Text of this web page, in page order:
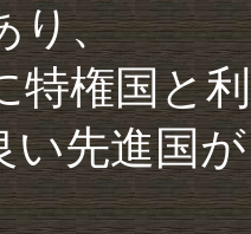
り、
特権国と
い先進国